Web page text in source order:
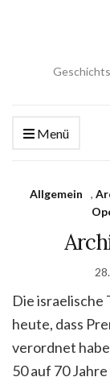
Menü
Allgemein ,
Die israelische
heute, dass
verordnet
50 auf 70